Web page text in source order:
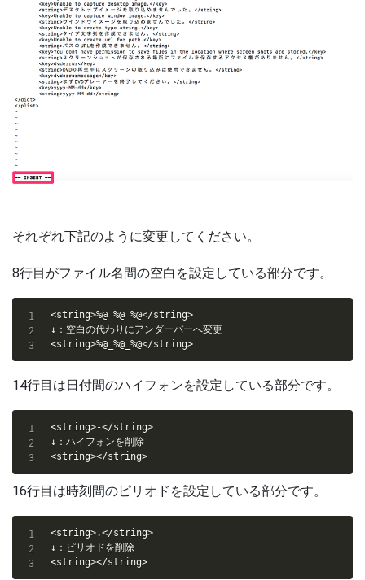
それぞれ下記のように変更してください。
8行目がファイル名間の空白を設定している部分です。
<string>%@ %@ %@</string>
↓：空白の代わりにアンダーバーへ変更
<string>%@_%@_%@</string>
14行目は日付間のハイフォンを設定している部分です。
<string>-</string>
↓：ハイフォンを削除
<string></string>
16行目は時刻間のピリオドを設定している部分です。
<string>.</string>
↓：ピリオドを削除
<string></string>